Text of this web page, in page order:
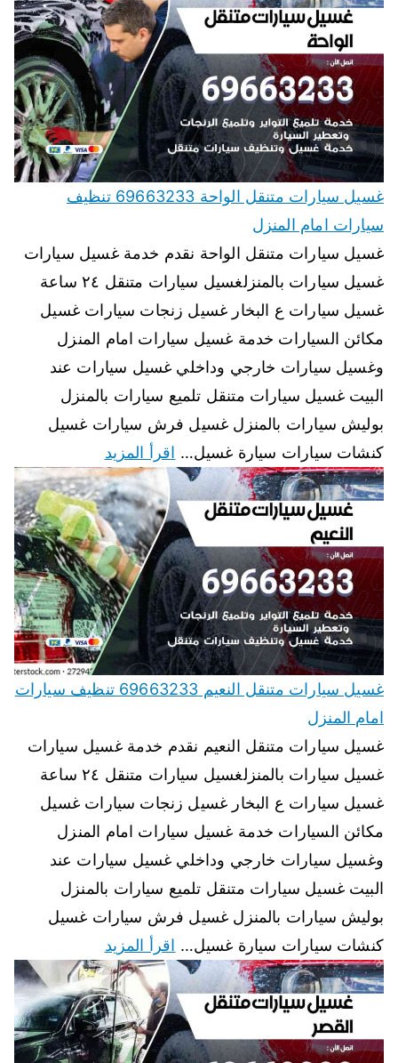
غسيل سيارات متنقل الواحة 69663233 تنظيف
سيارات امام المنزل
غسيل سيارات متنقل الواحة نقدم خدمة غسيل سيارات
غسيل سيارات بالمنزلغسيل سيارات متنقل ٢٤ ساعة
غسيل سيارات ع البخار غسيل زنجات سيارات غسيل
مكائن السيارات خدمة غسيل سيارات امام المنزل
وغسيل سيارات خارجي وداخلي غسيل سيارات عند
البيت غسيل سيارات متنقل تلميع سيارات بالمنزل
بوليش سيارات بالمنزل غسيل فرش سيارات غسيل
كنشات سيارات سيارة غسيل… اقرأ المزيد
غسيل سيارات متنقل النعيم 69663233 تنظيف سيارات
امام المنزل
غسيل سيارات متنقل النعيم نقدم خدمة غسيل سيارات
غسيل سيارات بالمنزلغسيل سيارات متنقل ٢٤ ساعة
غسيل سيارات ع البخار غسيل زنجات سيارات غسيل
مكائن السيارات خدمة غسيل سيارات امام المنزل
وغسيل سيارات خارجي وداخلي غسيل سيارات عند
البيت غسيل سيارات متنقل تلميع سيارات بالمنزل
بوليش سيارات بالمنزل غسيل فرش سيارات غسيل
كنشات سيارات سيارة غسيل… اقرأ المزيد